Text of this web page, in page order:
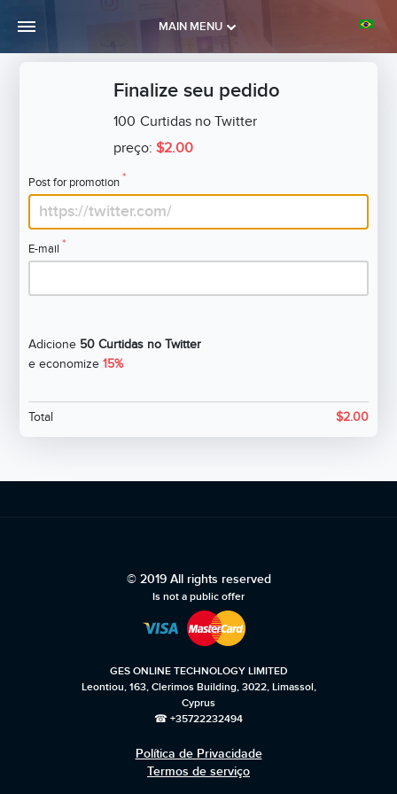
MAIN MENU
Finalize seu pedido
100 Curtidas no Twitter
preço:$2.00
Post for promotion *
E-mail *
Adicione 50 Curtidas no Twitter
e economize15%
Total $2.00
© 2019 All rights reserved
Is not a public offer
GES ONLINE TECHNOLOGY LIMITED
Leontiou, 163, Clerimos Building, 3022, Limassol,
Cyprus
☎ +35722232494
Política de Privacidade
Termos de serviço